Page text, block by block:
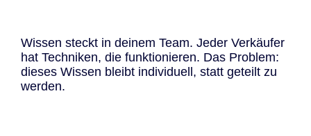
Wissen steckt in deinem Team. Jeder Verkäufer
hat Techniken, die funktionieren. Das Problem:
dieses Wissen bleibt individuell, statt geteilt zu
werden.